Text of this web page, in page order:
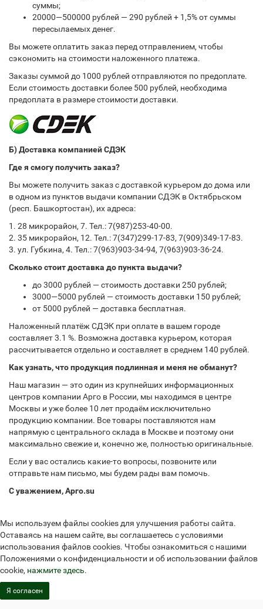
суммы;
20000—500000 рублей — 290 рублей + 1,5% от суммы
пересылаемых денег.
Вы можете оплатить заказ перед отправлением, чтобы
сэкономить на стоимости наложенного платежа.
Заказы суммой до 1000 рублей отправляются по предоплате.
Если стоимость доставки более 500 рублей, необходима
предоплата в размере стоимости доставки.
Б) Доставка компанией СДЭК
Где я смогу получить заказ?
Вы можете получить заказ с доставкой курьером до дома или
в одном из пунктов выдачи компании СДЭК в Октябрьском
(респ. Башкортостан), их адреса:
1. 28 микрорайон, 7. Тел.: 7(987)253-40-00.
2. 35 микрорайон, 12. Тел.: 7(347)299-17-83, 7(909)349-17-83.
3. ул. Губкина, 4. Тел.: 7(963)903-34-94, 7(963)903-36-24.
Сколько стоит доставка до пункта выдачи?
до 3000 рублей — стоимость доставки 250 рублей;
3000—5000 рублей — стоимость доставки 150 рублей;
от 5000 рублей — доставка бесплатная.
Наложенный платёж СДЭК при оплате в вашем городе
составляет 3.1 %. Возможна доставка курьером, которая
рассчитывается отдельно и составляет в среднем 140 рублей.
Как узнать, что продукция подлинная и меня не обманут?
Наш магазин — это один из крупнейших информационных
центров компании Арго в России, мы находимся в центре
Москвы и уже более 10 лет продаём исключительно
продукцию компании. Все товары поставляются нам
напрямую с центрального склада в Москве и поэтому они
максимально свежие и, конечно же, полностью оригинальные.
Если у вас остались какие-то вопросы, позвоните или
отправьте нам письмо, мы будем рады вам помочь.
С уважением, Арго.su
Мы используем файлы cookies для улучшения работы сайта.
Оставаясь на нашем сайте, вы соглашаетесь с условиями
использования файлов cookies. Чтобы ознакомиться с нашими
Положениями о конфиденциальности и об использовании файлов
cookie, нажмите здесь.
Я согласен